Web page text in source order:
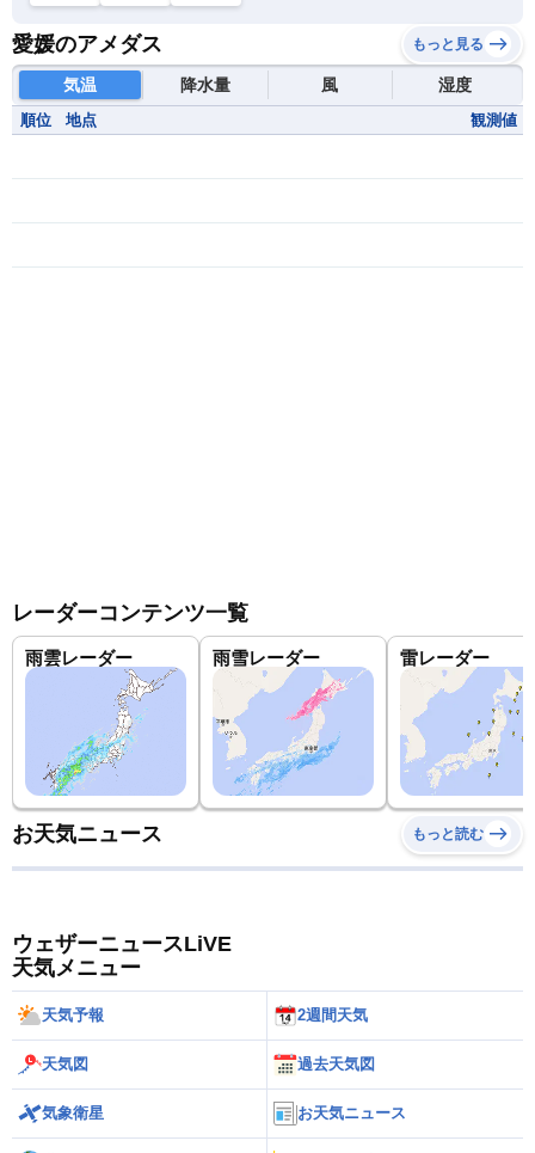
愛媛のアメダス もっと見る
気温 降水量 風 湿度
順位 地点 観測値
レーダーコンテンツ一覧
雨雲レーダー 雨雪レーダー 雷レーダー
お天気ニュース もっと読む
ウェザーニュースLiVE
天気メニュー
天気予報 2週間天気
天気図 過去天気図
気象衛星 お天気ニュース